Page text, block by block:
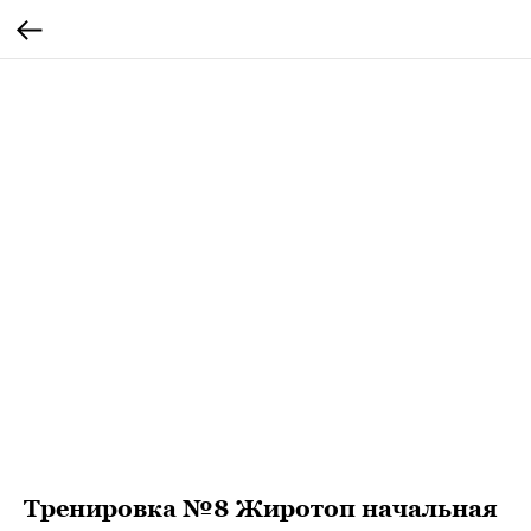
Тренировка №8 Жиротоп начальная